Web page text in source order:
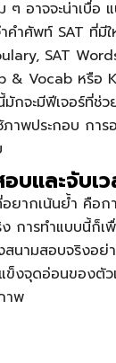
ๆ อาจจะน่าเบื่อ แ
คำศัพท์ SAT ที่มี
SAT
& Vocab หรือ
มักจะมีฟีเจอร์ที่ช่
ภาพประกอบ กา
บและจับเ
ากเน้นย้ำ คือก
ง การทำแบบนี้ก็เ
นามสอบจริงอย่
ข็งจุดอ่อนของตั
าพ